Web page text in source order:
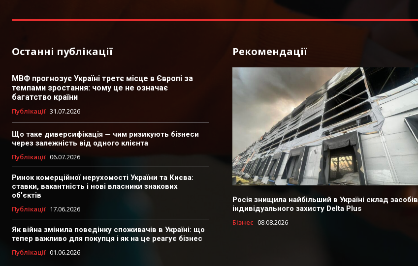
Останні публікації
МВФ прогнозує Україні третє місце в Європі за
темпами зростання: чому це не означає
багатство країни
Публікації 31.07.2026
Що таке диверсифікація — чим ризикують бізнеси
через залежність від одного клієнта
Публікації 06.07.2026
Ринок комерційної нерухомості України та Києва:
ставки, вакантність і нові власники знакових
об'єктів
Публікації 17.06.2026
Як війна змінила поведінку споживачів в Україні: що
тепер важливо для покупця і як на це реагує бізнес
Публікації 01.06.2026
Рекомендації
Росія знищила найбільший в Україні склад засобів
індивідуального захисту Delta Plus
Бізнес 08.08.2026